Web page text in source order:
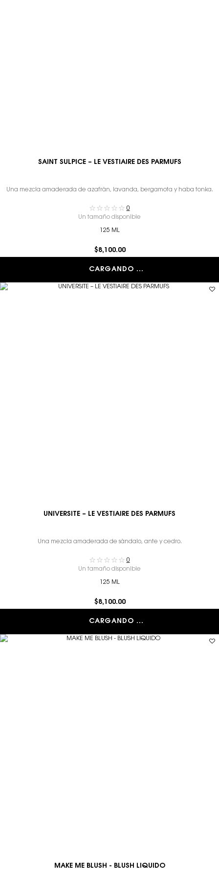
SAINT SULPICE – LE VESTIAIRE DES PARMUFS
Una mezcla amaderada de azafrán, lavanda, bergamota y haba tonka.
0
Un tamaño disponible
125 ML
$8,100.00
CARGANDO ...
UNIVERSITE – LE VESTIAIRE DES PARMUFS
Una mezcla amaderada de sándalo, ante y cedro.
0
Un tamaño disponible
125 ML
$8,100.00
CARGANDO ...
MAKE ME BLUSH - BLUSH LIQUIDO